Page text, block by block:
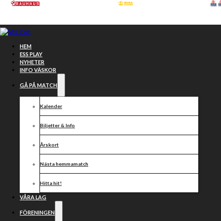
Hoppa till huvudinnehåll
HEM
ESS PLAY
NYHETER
INFO VÄSKOR
GÅ PÅ MATCH
Kalender
Biljetter & Info
Årskort
Nästa hemmamatch
Hitta hit!
VÅRA LAG
FÖRENINGEN
Stötta
Vargarna